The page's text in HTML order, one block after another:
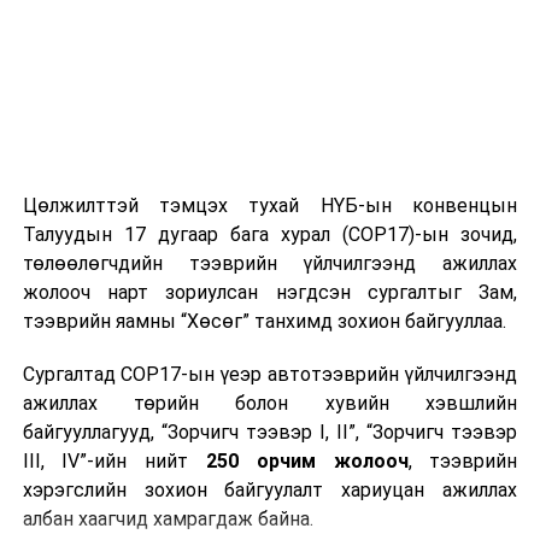
засаглалын бодлого”-ыг шинэчлэн батлуулж
банкныхаа ногоон зээлийн багцыг 2030 он гэхэд 10
хувьд хүргэхээр зорьж байгаа аж.
ДАРААХ МЭДЭЭ
ХХААХҮЯ, Төрийн банктай хамтарч ажиллана
ӨМНӨХ МЭДЭЭ
Цөлжилттэй тэмцэх тухай НҮБ-ын конвенцын
Талуудын 17 дугаар бага хурал (COP17)-ын зочид,
төлөөлөгчдийн тээврийн үйлчилгээнд ажиллах
жолооч нарт зориулсан нэгдсэн сургалтыг Зам,
тээврийн яамны “Хөсөг” танхимд зохион байгууллаа.
Сургалтад COP17-ын үеэр автотээврийн үйлчилгээнд
ажиллах төрийн болон хувийн хэвшлийн
байгууллагууд, “Зорчигч тээвэр I, II”, “Зорчигч тээвэр
III, IV”-ийн нийт 250 орчим жолооч, тээврийн
хэрэгслийн зохион байгуулалт хариуцан ажиллах
албан хаагчид хамрагдаж байна.